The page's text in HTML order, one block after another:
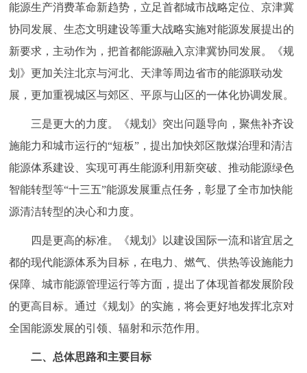
北京概况 十六区概览 人文北京
绿色北京 图说北京 视频北京
多语种
ENGLISH 한국어 日本語
DEUTSCH
ESPAÑOL العربية PORTUGUÊS
ITALIANO
能源生产消费革命新趋势，立足首都城市战略定位、京津冀
协同发展、生态文明建设等重大战略实施对能源发展提出的
新要求，主动作为，把首都能源融入京津冀协同发展。《规
划》更加关注北京与河北、天津等周边省市的能源联动发
展，更加重视城区与郊区、平原与山区的一体化协调发展。
三是更大的力度。《规划》突出问题导向，聚焦补齐设
施能力和城市运行的“短板”，提出加快郊区散煤治理和清洁
能源体系建设、实现可再生能源利用新突破、推动能源绿色
智能转型等“十三五”能源发展重点任务，彰显了全市加快能
源清洁转型的决心和力度。
四是更高的标准。《规划》以建设国际一流和谐宜居之
都的现代能源体系为目标，在电力、燃气、供热等设施能力
保障、城市能源管理运行等方面，提出了体现首都发展阶段
的更高目标。通过《规划》的实施，将会更好地发挥北京对
全国能源发展的引领、辐射和示范作用。
二、总体思路和主要目标